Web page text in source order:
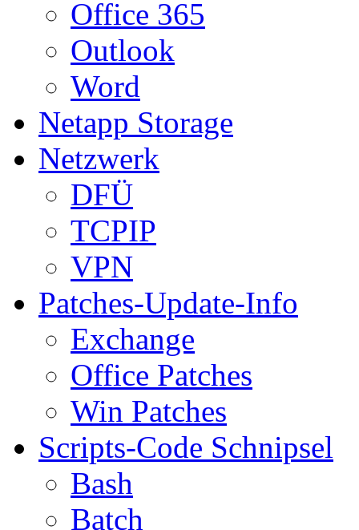
Office 365
Outlook
Word
Netapp Storage
Netzwerk
DFÜ
TCPIP
VPN
Patches-Update-Info
Exchange
Office Patches
Win Patches
Scripts-Code Schnipsel
Bash
Batch